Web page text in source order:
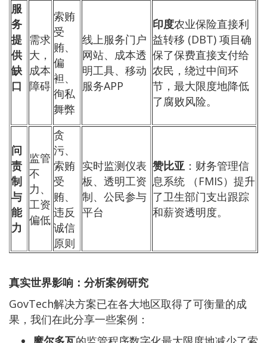
服
务
提
供
缺
口
需求
大，
成本
障碍
索贿
受
贿、
偏
袒、
徇私
舞弊
线上服务门户
网站、成本透
明工具、移动
服务APP
印度农业保险直接利
益转移 (DBT) 项目确
保了保费直接支付给
农民，绕过中间环
节，最大限度地降低
了腐败风险。
问
责
制
与
能
力
监管
不
力、
工资
偏低
贪
污、
索贿
受
贿、
违反
诚信
原则
实时监测仪表
板、透明工资
制、公民参与
平台
赞比亚 ：财务管理信
息系统 （FMIS）提升
了卫生部门支出跟踪
和薪资透明度。
真实世界影响：分析案例研究
GovTech解决方案已在各大地区取得了可衡量的成
果，我们在此分享一些案例：